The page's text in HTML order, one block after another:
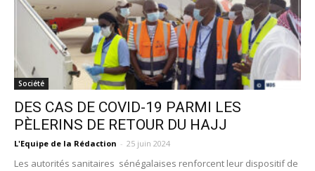
Société
DES CAS DE COVID-19 PARMI LES
PÈLERINS DE RETOUR DU HAJJ
L'Equipe de la Rédaction - 25 juin 2024
Les autorités sanitaires sénégalaises renforcent leur dispositif de